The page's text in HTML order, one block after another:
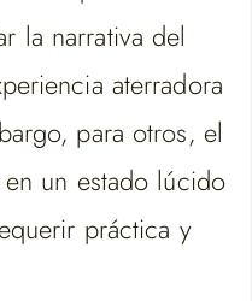
la narrativa del
aterradora
para otros, el
un estado lúcido
práctica y